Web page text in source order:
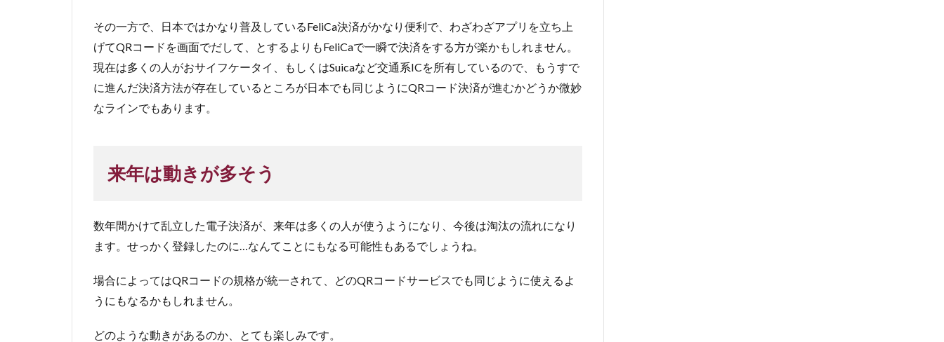
その一方で、日本ではかなり普及しているFeliCa決済がかなり便利で、わざわざアプリを立ち上
げてQRコードを画面でだして、とするよりもFeliCaで一瞬で決済をする方が楽かもしれません。
現在は多くの人がおサイフケータイ、もしくはSuicaなど交通系ICを所有しているので、もうすで
に進んだ決済方法が存在しているところが日本でも同じようにQRコード決済が進むかどうか微妙
なラインでもあります。
来年は動きが多そう
数年間かけて乱立した電子決済が、来年は多くの人が使うようになり、今後は淘汰の流れになり
ます。せっかく登録したのに…なんてことにもなる可能性もあるでしょうね。
場合によってはQRコードの規格が統一されて、どのQRコードサービスでも同じように使えるよ
うにもなるかもしれません。
どのような動きがあるのか、とても楽しみです。